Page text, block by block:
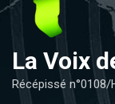
La Voix
Récépissé